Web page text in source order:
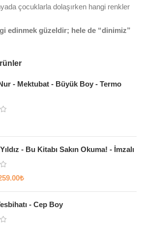
çocuklarla dolaşırken hangi renkler
edinmek güzeldir; hele de “dinimiz”
- Mektubat - Büyük Boy - Termo
- Bu Kitabı Sakın Okuma! - İmzalı
₺
- Cep Boy